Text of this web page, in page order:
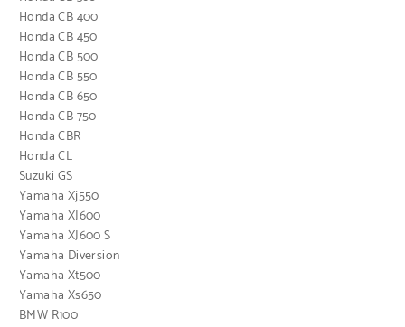
Honda CB 400
Honda CB 450
Honda CB 500
Honda CB 550
Honda CB 650
Honda CB 750
Honda CBR
Honda CL
Suzuki GS
Yamaha Xj550
Yamaha XJ600
Yamaha XJ600 S
Yamaha Diversion
Yamaha Xt500
Yamaha Xs650
BMW R100